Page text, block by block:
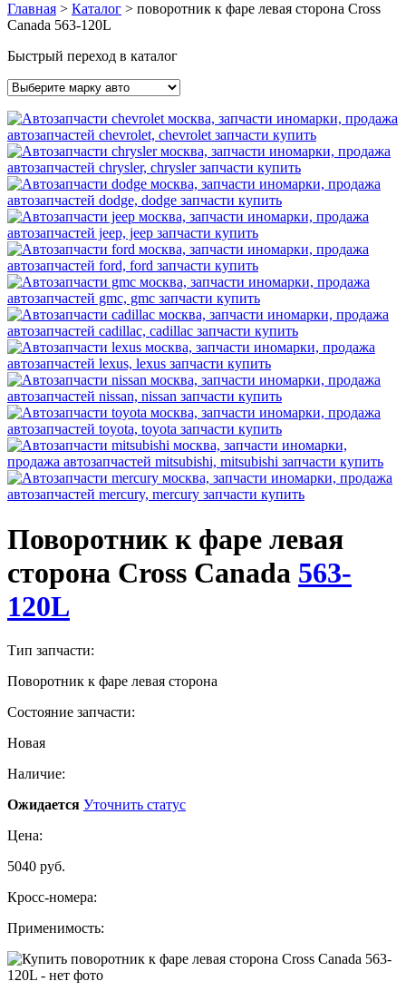
Главная > Каталог > поворотник к фаре левая сторона Cross
Canada 563-120L
Быстрый переход в каталог
Поворотник к фаре левая
сторона Cross Canada 563-
120L
Тип запчасти:
Поворотник к фаре левая сторона
Состояние запчасти:
Новая
Наличие:
Ожидается Уточнить статус
Цена:
5040 руб.
Кросс-номера:
Применимость: